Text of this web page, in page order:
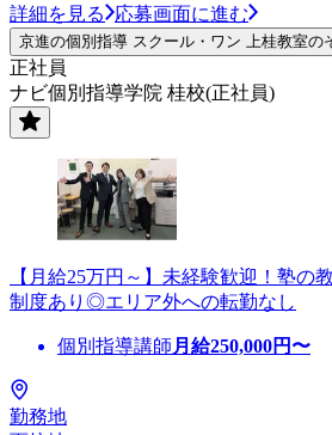
詳細を見る 応募画面に進む
京進の個別指導 スクール・ワン 上桂教室の
正社員
ナビ個別指導学院 桂校(正社員)
【月給25万円～】未経験歓迎！塾
制度あり◎エリア外への転勤なし
個別指導講師 月給250,000円〜
勤務地